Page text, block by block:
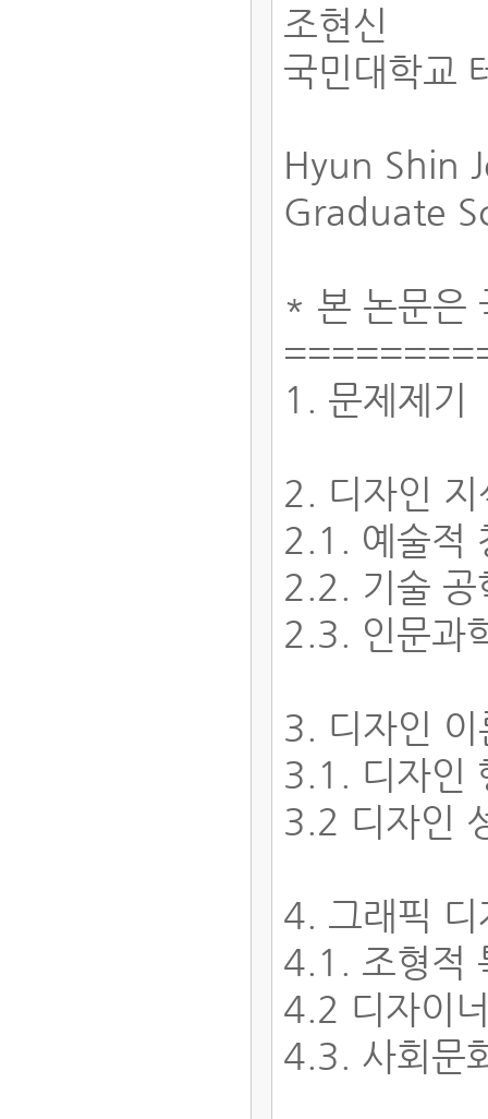
조현신
국민대학교
Hyun Shin
Graduate
* 본 논문은
1. 문제제기
2. 디자인
2.1. 예술적
2.2. 기술
2.3. 인문과
3. 디자인
3.1. 디자인
3.2 디자인
4. 그래픽
4.1. 조형적
4.2 디자이
4.3. 사회